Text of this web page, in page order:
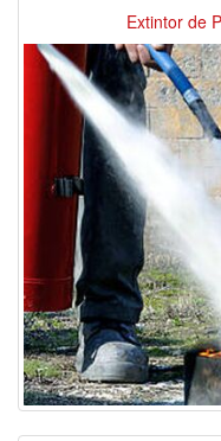
Extintor de